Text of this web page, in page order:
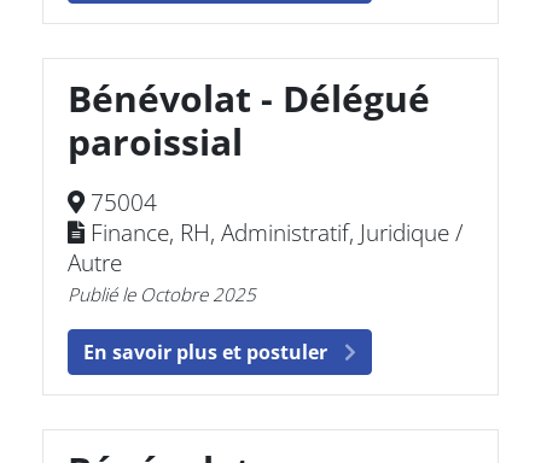
Bénévolat - Délégué
paroissial
75004
Finance, RH, Administratif, Juridique /
Autre
Publié le Octobre 2025
En savoir plus et postuler